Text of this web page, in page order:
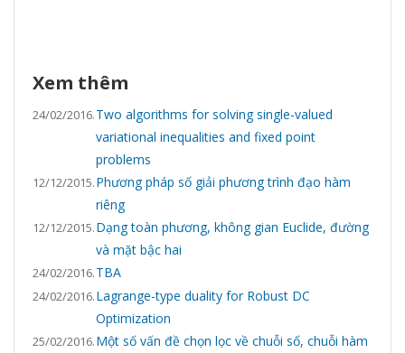
Xem thêm
24/02/2016.Two algorithms for solving single-valued
variational inequalities and fixed point
problems
12/12/2015.Phương pháp số giải phương trình đạo hàm
riêng
12/12/2015.Dạng toàn phương, không gian Euclide, đường
và mặt bậc hai
24/02/2016.TBA
24/02/2016.Lagrange-type duality for Robust DC
Optimization
25/02/2016.Một số vấn đề chọn lọc về chuỗi số, chuỗi hàm